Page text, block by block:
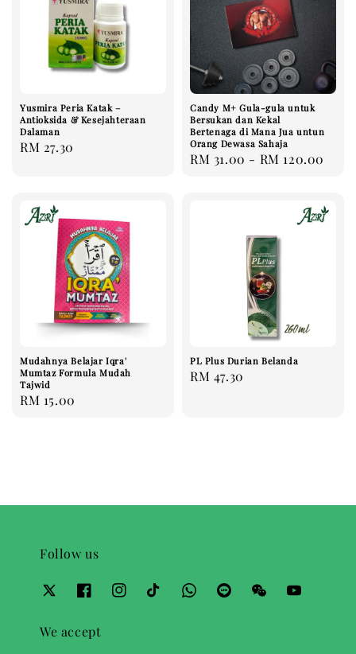
Yusmira Peria Katak –
Antioksida & Kesejahteraan
Dalaman
Regular
RM 27.30
Candy M+ Gula-gula untuk
Bersukan dan Kekal
Bertenaga di Mana Jua untun
Orang Dewasa Sahaja
Regular
RM 31.00 - RM 120.00
Mudahnya Belajar Iqra'
Mumtaz Formula Mudah
Tajwid
Regular
RM 15.00
PL Plus Durian Belanda
Regular
RM 47.30
Follow us
We accept